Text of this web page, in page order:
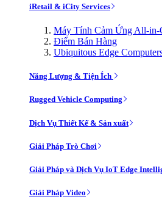
iRetail & iCity Services
Máy Tính Cảm Ứng All-in-
Điểm Bán Hàng
Ubiquitous Edge
Năng Lượng & Tiện Ích
Rugged Vehicle Computing
Dịch Vụ Thiết Kế & Sản xuất
Giải Pháp Trò Chơi
Giải Pháp và Dịch Vụ IoT Edge
Giải Pháp Video